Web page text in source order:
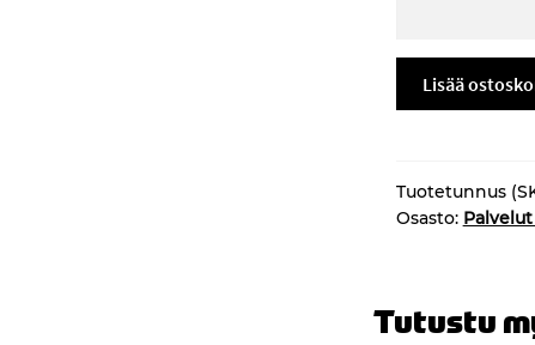
Lisää
Tuotetunnus
Osasto:
Tutustu